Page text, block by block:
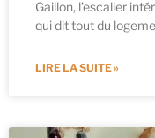
Gaillon, l’escalier
qui dit tout du
LIRE LA SUITE »